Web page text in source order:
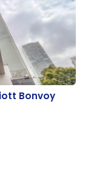
Bonvoy
Bonvoy